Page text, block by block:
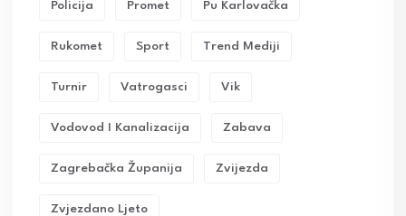
Policija Promet Pu Karlovačka
Rukomet Sport Trend Mediji
Turnir Vatrogasci Vik
Vodovod I Kanalizacija Zabava
Zagrebačka Županija Zvijezda
Zvjezdano Ljeto